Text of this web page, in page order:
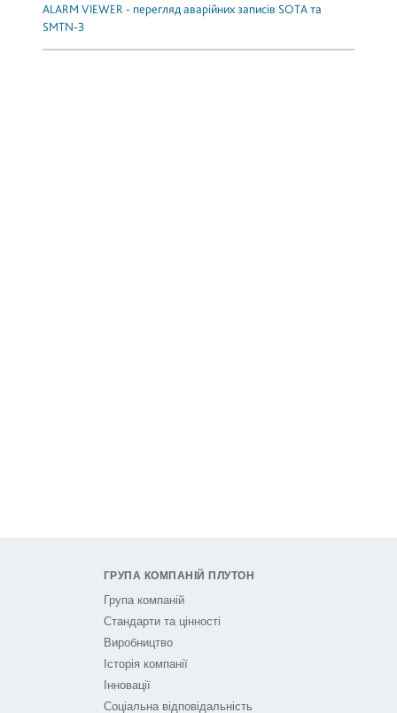
ALARM VIEWER - перегляд аварійних записів SOTA та
SMTN-3
ГРУПА КОМПАНІЙ ПЛУТОН
Група компаній
Стандарти та цінності
Виробництво
Історія компанії
Інновації
Соціальна відповідальність